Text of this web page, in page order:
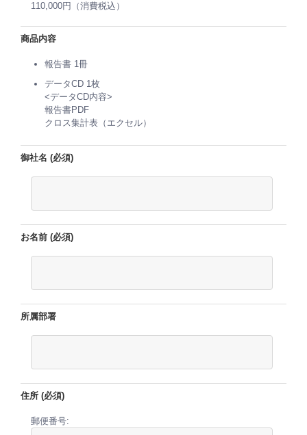
110,000円（消費税込）
商品内容
報告書 1冊
データCD 1枚
<データCD内容>
報告書PDF
クロス集計表（エクセル）
御社名 (必須)
お名前 (必須)
所属部署
住所 (必須)
郵便番号: